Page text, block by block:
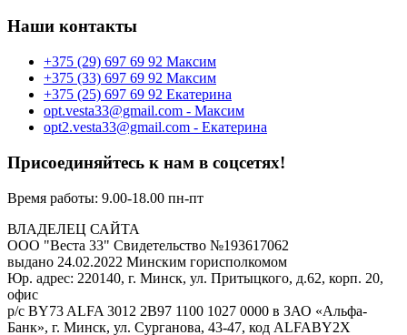
Наши контакты
‎+375 (29) 697 69 92 Максим
‎+375 (33) 697 69 92 Максим
+375 (25) 697 69 92 Екатерина
opt.vesta33@gmail.com - Максим
opt2.vesta33@gmail.com - Екатерина
Присоединяйтесь к нам в соцсетях!
Время работы: 9.00-18.00 пн-пт
ВЛАДЕЛЕЦ САЙТА
ООО "Веста 33" Свидетельство №193617062
выдано 24.02.2022 Минским горисполкомом
Юр. адрес: 220140, г. Минск, ул. Притыцкого, д.62, корп. 20,
офис
р/с BY73 ALFA 3012 2B97 1100 1027 0000 в ЗАО «Альфа-
Банк», г. Минск, ул. Сурганова, 43-47, код ALFABY2X